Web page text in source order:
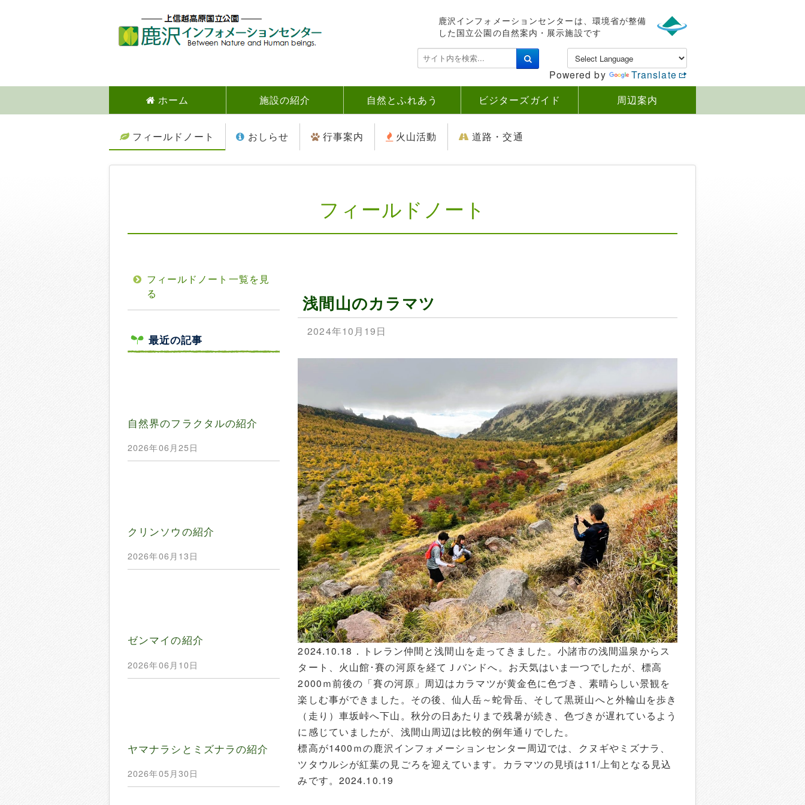
鹿沢インフォメーションセンターは、環境省が整備
した国立公園の自然案内・展示施設です
検
索
.
Powered by
Translate
ホーム
施設の紹介 自然とふれあう ビジターズガイド 周辺案内
フィールドノート おしらせ 行事案内 火山活動 道路・交通
フィールドノート
浅間山のカラマツ
2024年10月19日
2024.10.18．トレラン仲間と浅間山を走ってきました。小諸市の浅間温泉からス
タート、火山館･賽の河原を経てＪバンドへ。お天気はいま一つでしたが、標高
2000ｍ前後の「賽の河原」周辺はカラマツが黄金色に色づき、素晴らしい景観を
楽しむ事ができました。その後、仙人岳～蛇骨岳、そして黒斑山へと外輪山を歩き
（走り）車坂峠へ下山。秋分の日あたりまで残暑が続き、色づきが遅れているよう
に感じていましたが、浅間山周辺は比較的例年通りでした。
標高が1400ｍの鹿沢インフォメーションセンター周辺では、クヌギやミズナラ、
ツタウルシが紅葉の見ごろを迎えています。カラマツの見頃は11/上旬となる見込
みです。2024.10.19
フィールドノート一覧を見
る
最近の記事
自然界のフラクタルの紹介
2026年06月25日
クリンソウの紹介
2026年06月13日
ゼンマイの紹介
2026年06月10日
ヤマナラシとミズナラの紹介
2026年05月30日